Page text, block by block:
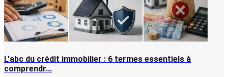
L'abc du crédit immobilier : 6 termes essentiels à
comprendr...